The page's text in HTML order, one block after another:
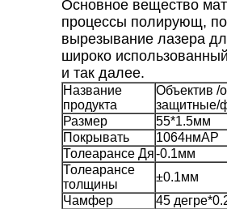
Основное вещество
процессы полирующ,
вырезывание лазера
широко
и так далее.
Название
продукта
Объектив /
защитные/
Размер
55*1.5мм
Покрывать
1064нмАР
Толеарансе Дя-0.1мм
Толеарансе
толщины
±0.1мм
Чамфер
45